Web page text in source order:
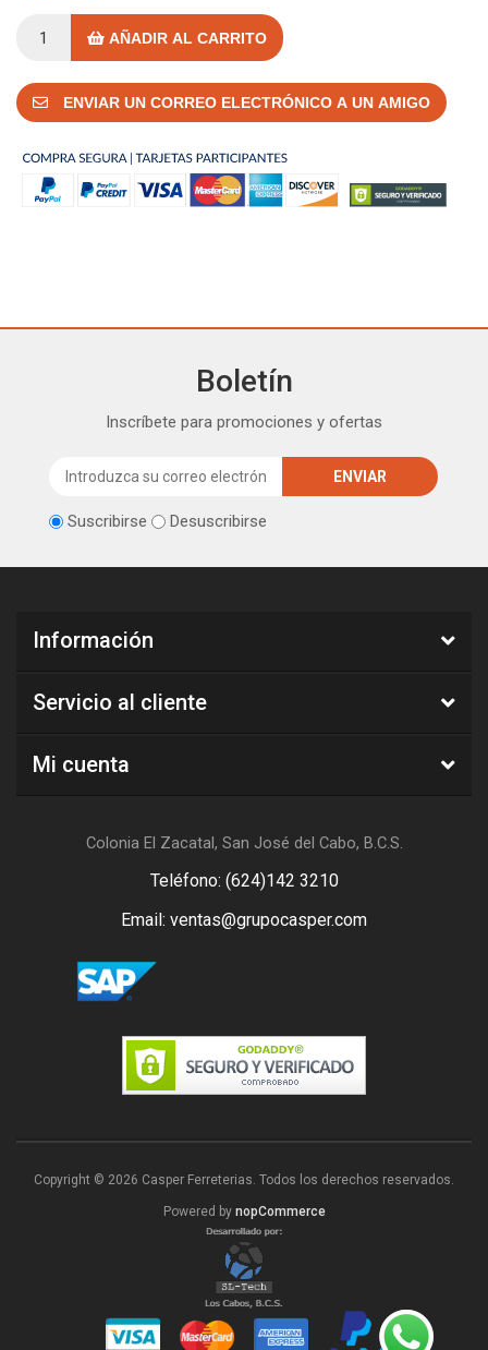
AÑADIR AL CARRITO
ENVIAR UN CORREO ELECTRÓNICO A UN AMIGO
Boletín
Inscríbete para promociones y ofertas
Suscribirse Desuscribirse
Información
Servicio al cliente
Mi cuenta
Colonia El Zacatal, San José del Cabo, B.C.S.
Teléfono: (624)142 3210
Email: ventas@grupocasper.com
Copyright © 2026 Casper Ferreterias. Todos los derechos reservados.
Powered by nopCommerce